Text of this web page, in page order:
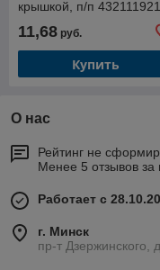
крышкой, п/п 432111921
11,68 руб.
Купить
О нас
Рейтинг не
Менее 5 отзывов за
Работает с
г. Минск
пр-т